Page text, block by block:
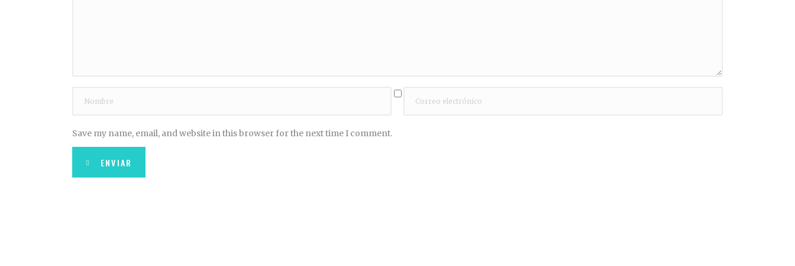
Save my name, email, and website in this browser for the next time I comment.
ENVIAR